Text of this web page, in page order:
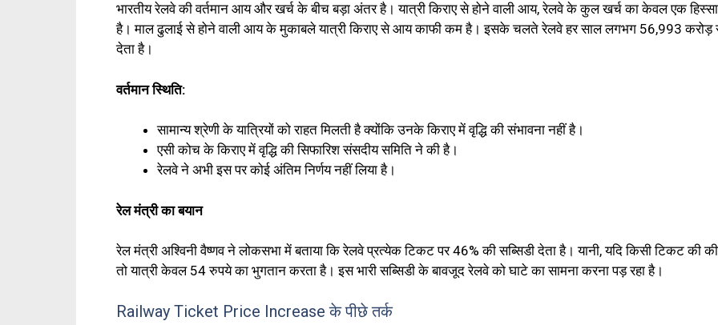
भारतीय रेलवे की वर्तमान आय और खर्च के बीच बड़ा अंतर है। यात्री किराए से होने वाली आय, रेलवे के कुल खर्च का केवल एक हिस्सा
है। माल ढुलाई से होने वाली आय के मुकाबले यात्री किराए से आय काफी कम है। इसके चलते रेलवे हर साल लगभग 56,993 करोड़
देता है।
वर्तमान स्थिति:
सामान्य श्रेणी के यात्रियों को राहत मिलती है क्योंकि उनके किराए में वृद्धि की संभावना नहीं है।
एसी कोच के किराए में वृद्धि की सिफारिश संसदीय समिति ने की है।
रेलवे ने अभी इस पर कोई अंतिम निर्णय नहीं लिया है।
रेल मंत्री का बयान
रेल मंत्री अश्विनी वैष्णव ने लोकसभा में बताया कि रेलवे प्रत्येक टिकट पर 46% की सब्सिडी देता है। यानी, यदि किसी टिकट की
तो यात्री केवल 54 रुपये का भुगतान करता है। इस भारी सब्सिडी के बावजूद रेलवे को घाटे का सामना करना पड़ रहा है।
Railway Ticket Price Increase के पीछे तर्क